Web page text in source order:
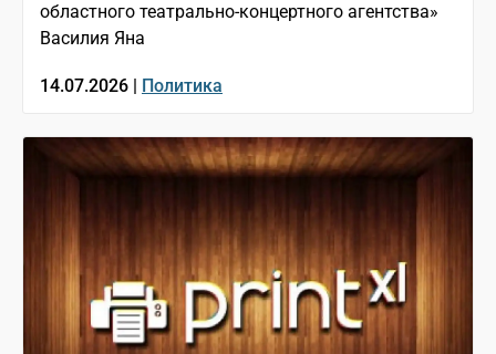
областного театрально-концертного агентства»
Василия Яна
14.07.2026 | Политика